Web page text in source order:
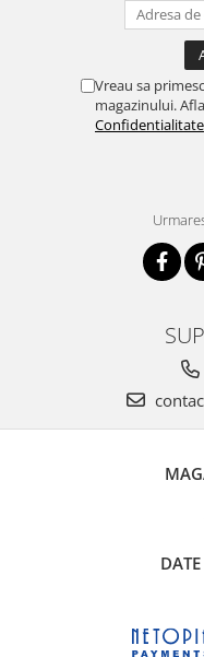
Vreau sa
magazinului.
Confidentialitate